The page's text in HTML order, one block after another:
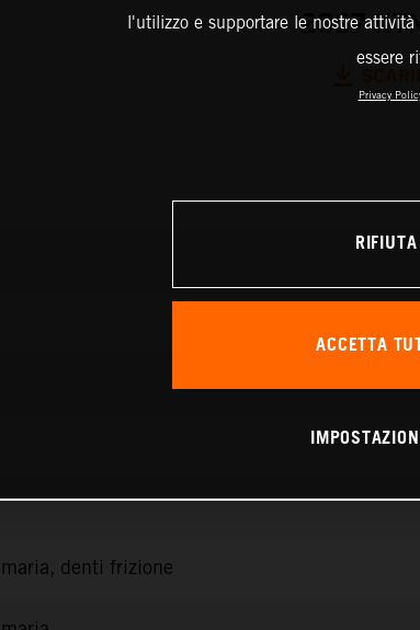
2027
denti frizione
l'utilizzo e supportare le nostre
essere
Privacy
ACCETTA